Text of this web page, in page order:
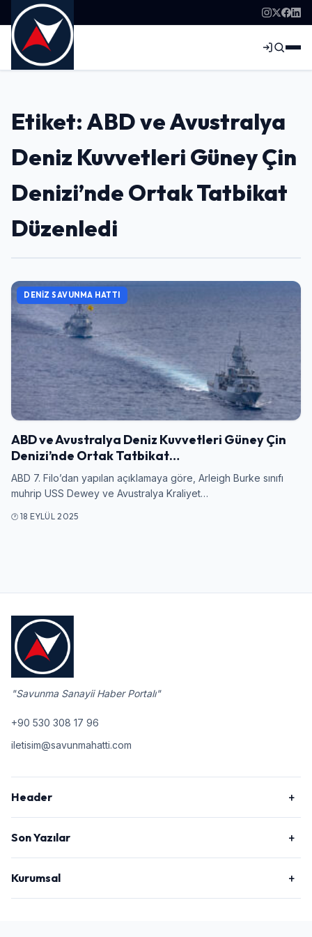
Etiket: ABD ve Avustralya
Deniz Kuvvetleri Güney Çin
Denizi’nde Ortak Tatbikat
Düzenledi
DENIZ SAVUNMA HATTI
ABD ve Avustralya Deniz Kuvvetleri Güney Çin
Denizi’nde Ortak Tatbikat…
ABD 7. Filo’dan yapılan açıklamaya göre, Arleigh Burke sınıfı
muhrip USS Dewey ve Avustralya Kraliyet…
18 EYLÜL 2025
"Savunma Sanayii Haber Portalı"
+90 530 308 17 96
iletisim@savunmahatti.com
Header
Son Yazılar
Kurumsal
Giriş Yap
Kullanıcı Adı veya E-posta